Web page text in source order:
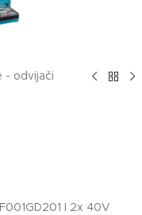
- odvijači
I 2x 40V